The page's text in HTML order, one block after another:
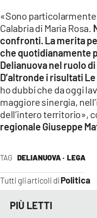
TAG DELIANUOVA · LEGA
Tutti gli articoli di Politica
«Sono particolarmente
Calabria di Maria Rosa.
confronti. La merita
che quotidianamente
Delianuova nel ruolo
D’altronde i risultati
ho dubbi che da oggi
maggiore sinergia,
dell’intero territorio»,
regionale Giuseppe
PIÙ LETTI